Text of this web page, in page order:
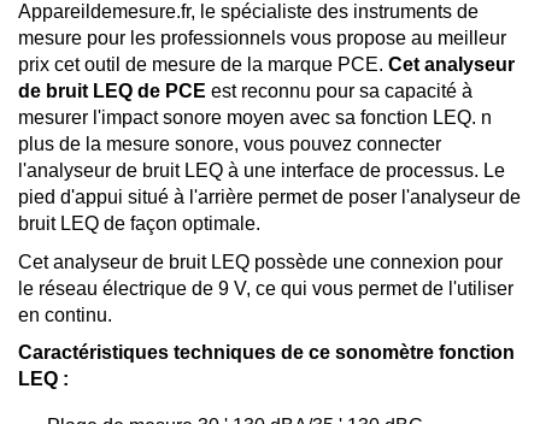
Appareildemesure.fr, le spécialiste des instruments de
mesure pour les professionnels vous propose au meilleur
prix cet outil de mesure de la marque PCE. Cet analyseur
de bruit LEQ de PCE est reconnu pour sa capacité à
mesurer l'impact sonore moyen avec sa fonction LEQ. n
plus de la mesure sonore, vous pouvez connecter
l'analyseur de bruit LEQ à une interface de processus. Le
pied d'appui situé à l'arrière permet de poser l'analyseur de
bruit LEQ de façon optimale.
Cet analyseur de bruit LEQ possède une connexion pour
le réseau électrique de 9 V, ce qui vous permet de l'utiliser
en continu.
Caractéristiques techniques de ce sonomètre fonction
LEQ :